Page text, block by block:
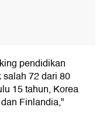
pendidikan
72 dari 80
15 tahun, Korea
Finlandia,"